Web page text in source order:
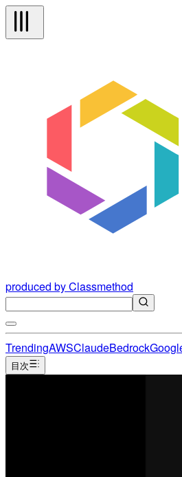
produced by Classmethod
TrendingAWSClaudeBedrock
目次